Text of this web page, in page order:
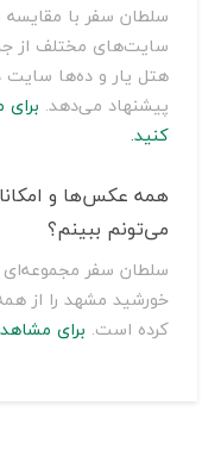
سلطان سفر با
هتل یار و ده‌ها سایت
پیشنهاد می‌دهد.
کنید.
همه عکس‌ها و
می‌تونم ببینم؟
سلطان سفر مجموعه‌ای
خورشید مشهد را از
کرده است. برای